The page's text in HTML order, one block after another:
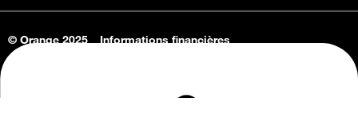
© Orange 2025
Informations financières